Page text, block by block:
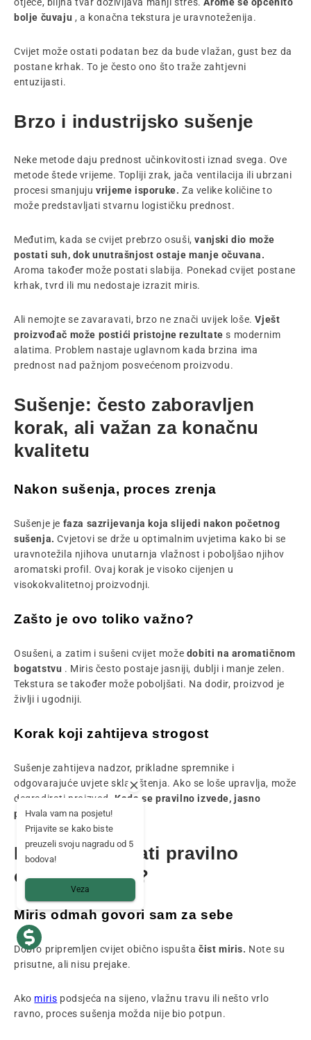
otječe, biljna tvar doživljava manji stres. Arome se općenito
bolje čuvaju , a konačna tekstura je uravnoteženija.
Cvijet može ostati podatan bez da bude vlažan, gust bez da
postane krhak. To je često ono što traže zahtjevni
entuzijasti.
Brzo i industrijsko sušenje
Neke metode daju prednost učinkovitosti iznad svega. Ove
metode štede vrijeme. Topliji zrak, jača ventilacija ili ubrzani
procesi smanjuju vrijeme isporuke. Za velike količine to
može predstavljati stvarnu logističku prednost.
Međutim, kada se cvijet prebrzo osuši, vanjski dio može
postati suh, dok unutrašnjost ostaje manje očuvana.
Aroma također može postati slabija. Ponekad cvijet postane
krhak, tvrd ili mu nedostaje izrazit miris.
Ali nemojte se zavaravati, brzo ne znači uvijek loše. Vješt
proizvođač može postići pristojne rezultate s modernim
alatima. Problem nastaje uglavnom kada brzina ima
prednost nad pažnjom posvećenom proizvodu.
Sušenje: često zaboravljen
korak, ali važan za konačnu
kvalitetu
Nakon sušenja, proces zrenja
Sušenje je faza sazrijevanja koja slijedi nakon početnog
sušenja. Cvjetovi se drže u optimalnim uvjetima kako bi se
uravnotežila njihova unutarnja vlažnost i poboljšao njihov
aromatski profil. Ovaj korak je visoko cijenjen u
visokokvalitetnoj proizvodnji.
Zašto je ovo toliko važno?
Osušeni, a zatim i sušeni cvijet može dobiti na aromatičnom
bogatstvu . Miris često postaje jasniji, dublji i manje zelen.
Tekstura se također može poboljšati. Na dodir, proizvod je
življi i ugodniji.
Korak koji zahtijeva strogost
Sušenje zahtijeva nadzor, prikladne spremnike i
odgovarajuće uvjete skladištenja. Ako se loše upravlja, može
degradirati proizvod.
Kada se pravilno izvede, jasno
povećava vrijednost uroda.
Kako prepoznati pravilno
osušeni cvijet?
Miris odmah govori sam za sebe
Dobro pripremljen cvijet obično ispušta čist miris. Note su
prisutne, ali nisu prejake.
Ako miris podsjeća na sijeno, vlažnu travu ili nešto vrlo
ravno, proces sušenja možda nije bio potpun.
Hvala vam na posjetu!
Prijavite se kako biste
preuzeli svoju nagradu od 5
bodova!
Veza